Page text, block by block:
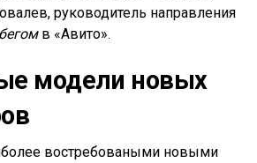
руководитель направления
в «Авито».
модели новых
востребоваными новыми